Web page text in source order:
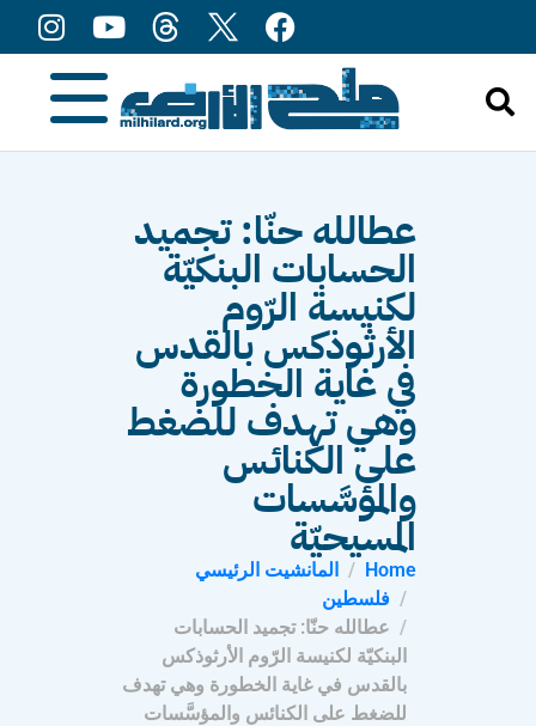
عطالله حنّا: تجميد
الحسابات البنكيّة
لكنيسة الرّوم
الأرثوذكس بالقدس
في غاية الخطورة
وهي تهدف للضغط
على الكنائس
والمؤسَّسات
المسيحيّة
Home
المانشيت الرئيسي
فلسطين
عطالله حنّا: تجميد الحسابات
البنكيّة لكنيسة الرّوم الأرثوذكس
بالقدس في غاية الخطورة وهي تهدف
للضغط على الكنائس والمؤسَّسات